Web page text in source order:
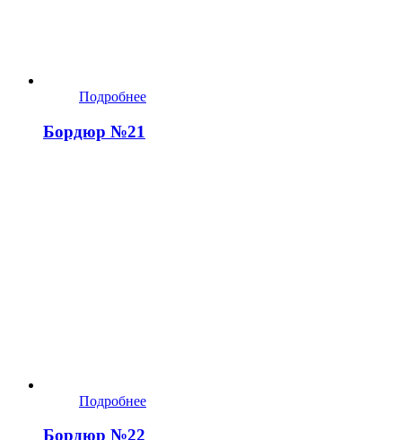
Подробнее
Бордюр №21
Подробнее
Бордюр №22